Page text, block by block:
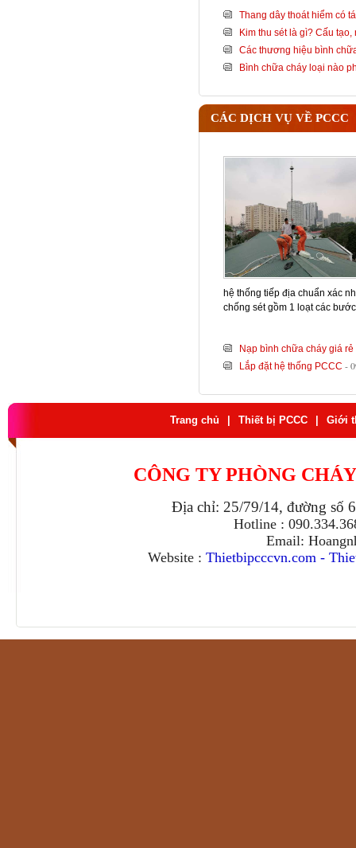
Thang dây thoát hiểm có
Kim thu sét là gì? Cấu
Các thương hiệu bình
Bình chữa cháy loại nào
CÁC DỊCH VỤ VỀ PCCC
hệ thống tiếp địa chuẩn xác
chống sét gồm 1 loạt các
Nạp bình chữa cháy giá rẻ
Lắp đặt hệ thống PCCC -
Trang chủ Thiết bị PCCC Giới
CÔNG TY PHÒNG
Địa chỉ: 25/79/14, đường số
Hotline :
Email:
Website : Thietbipcccvn.com -